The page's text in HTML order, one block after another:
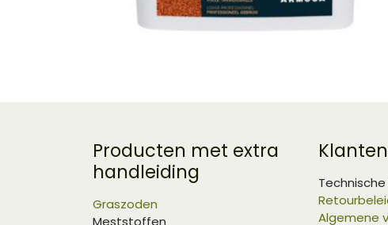
Producten met extra
handleiding
Graszoden
Meststoffen
Algemene